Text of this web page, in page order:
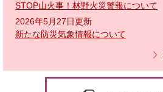
STOP山火事！林野火災警報について
2026年5月27日更新
新たな防災気象情報について